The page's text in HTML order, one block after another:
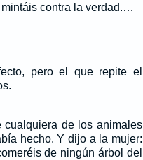
contra la verdad.…
pero el que repite el
cualquiera de los animales
hecho. Y dijo a la mujer:
de ningún árbol del